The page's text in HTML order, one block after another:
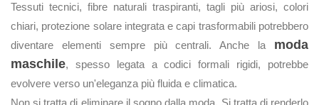
Tessuti tecnici, fibre naturali traspiranti, tagli più ariosi, colori
chiari, protezione solare integrata e capi trasformabili potrebbero
diventare elementi sempre più centrali. Anche la moda
maschile, spesso legata a codici formali rigidi, potrebbe
evolvere verso un'eleganza più fluida e climatica.
Non si tratta di eliminare il sogno dalla moda. Si tratta di renderlo